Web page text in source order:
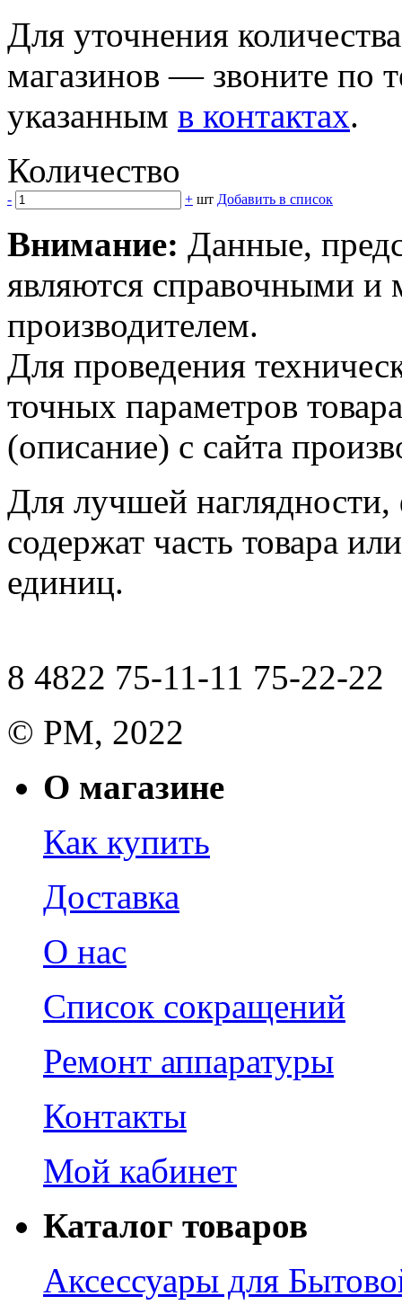
Для уточнения
магазинов — звоните по
указанным в контактах.
Количество
- + шт Добавить в список
Внимание: Данные,
являются справочными и
производителем.
Для проведения
точных параметров
(описание) с сайта
Для лучшей наглядности,
содержат часть товара
единиц.
8 4822 75-11-11 75-22-22
© РМ, 2022
О магазине
Как купить
Доставка
О нас
Список сокращений
Ремонт аппаратуры
Контакты
Мой кабинет
Каталог товаров
Аксессуары для